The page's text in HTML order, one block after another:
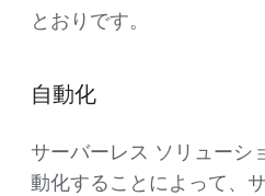
とおりです。
自動化
サーバーレス ソリューシ
動化することによって、